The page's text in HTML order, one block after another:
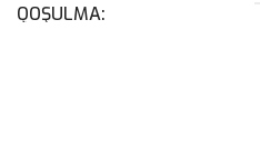
QOŞULMA